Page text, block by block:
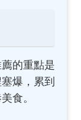
的重點是
爆，累到
食。